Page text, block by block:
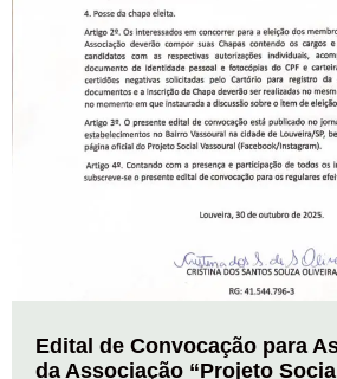
Edital de Convocação para
da Associação “Projeto